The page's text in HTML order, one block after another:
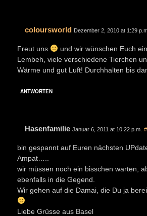
coloursworld Dezember 2, 2010 at 1:29
Freut uns
und wir wünschen Euch
Lembeh, viele verschiedene Tierchen
Wärme und gut Luft! Durchhalten bis
ANTWORTEN
Hasenfamilie Januar 6, 2011 at 10:22 p.m. #
bin gespannt auf Euren nächsten
Ampat…..
wir müssen noch ein bisschen warten,
ebenfalls in die Gegend.
Wir gehen auf die Damai, die Du ja
Liebe Grüsse aus Basel